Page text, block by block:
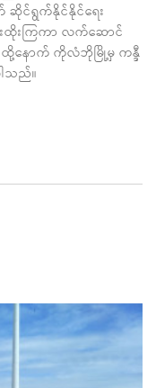
င်ရွက်နိုင်နိုင်ရေး
းကြကာ လက်ဆောင်
ထို့နောက် ကိုလံဘိုမြို့မှ ကန္ဒီ
သည်။